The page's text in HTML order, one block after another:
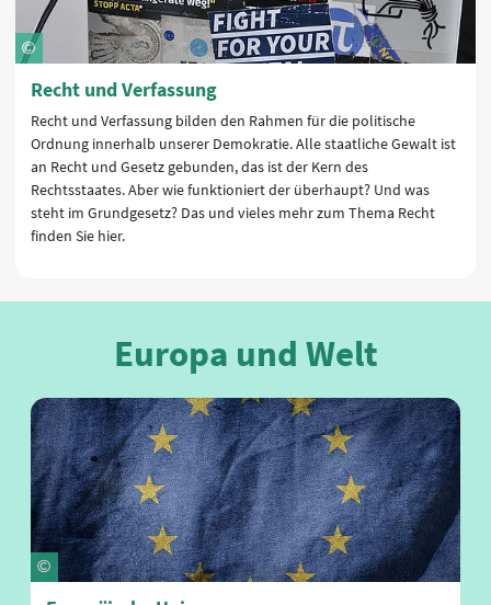
Recht und Verfassung
Recht und Verfassung bilden den Rahmen für die politische
Ordnung innerhalb unserer Demokratie. Alle staatliche Gewalt ist
an Recht und Gesetz gebunden, das ist der Kern des
Rechtsstaates. Aber wie funktioniert der überhaupt? Und was
steht im Grundgesetz? Das und vieles mehr zum Thema Recht
finden Sie hier.
Europa und Welt